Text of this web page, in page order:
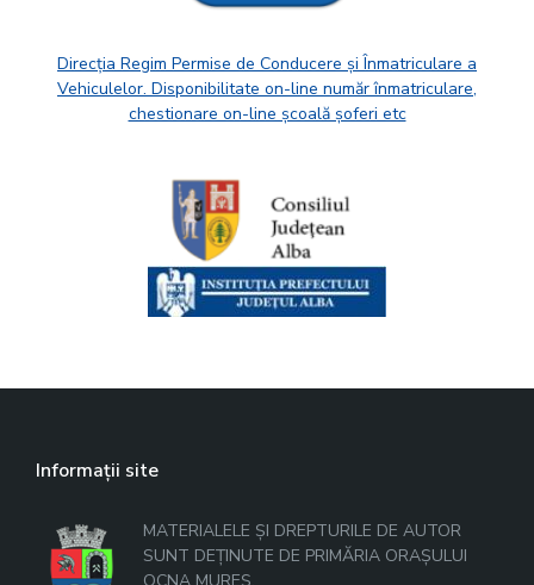
Direcția Regim Permise de Conducere și Înmatriculare a
Vehiculelor. Disponibilitate on-line număr înmatriculare,
chestionare on-line școală șoferi etc
Informații site
MATERIALELE ȘI DREPTURILE DE AUTOR
SUNT DEȚINUTE DE PRIMĂRIA ORAȘULUI